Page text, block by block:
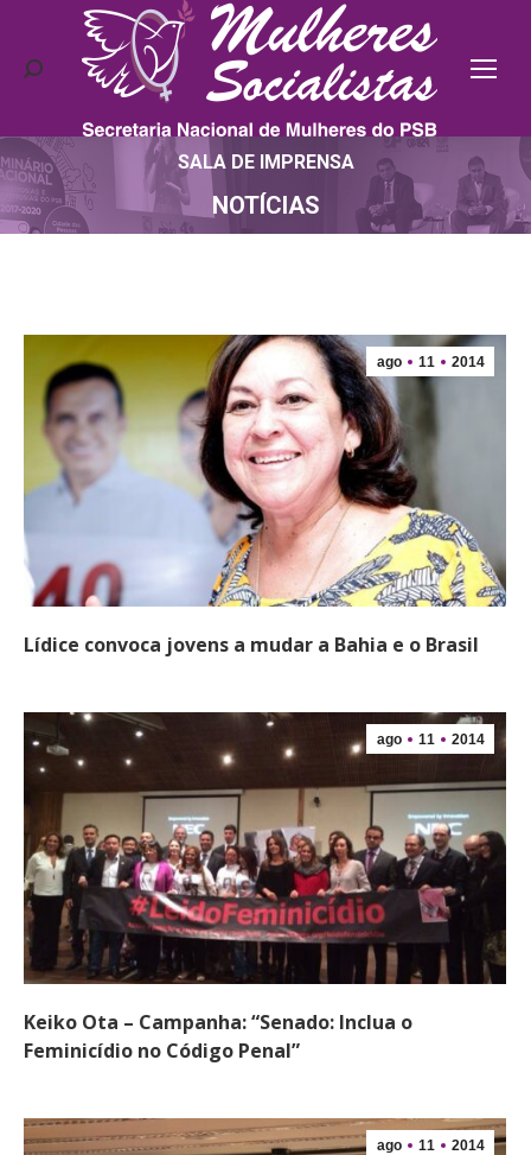
Search:
SALA DE IMPRENSA
NOTÍCIAS
Você está aqui:
ago 11 2014
Lídice convoca jovens a mudar a Bahia e o Brasil
ago 11 2014
Keiko Ota – Campanha: “Senado: Inclua o
Feminicídio no Código Penal”
ago 11 2014